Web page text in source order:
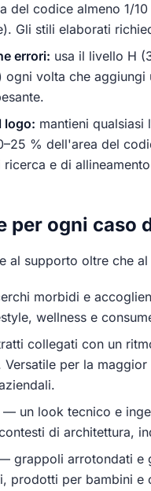
del codice almeno 1/
Gli stili elaborati
errori: usa il livello H
ogni volta che aggiungi
logo: mantieni qualsiasi
% dell'area del
ricerca e di
per ogni caso
al supporto oltre che al
morbidi e
wellness e
collegati con un
Versatile per la maggior
— un look tecnico e
di architettura,
grappoli arrotondati e
prodotti per bambini e